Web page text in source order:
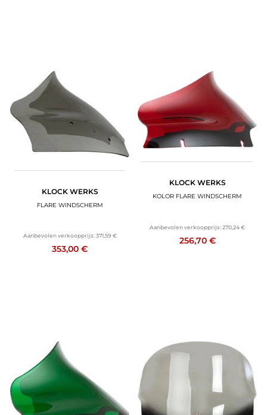
KLOCK WERKS
FLARE WINDSCHERM
Aanbevolen verkoopprijs: 371,59 €
353,00 €
KLOCK WERKS
KOLOR FLARE WINDSCHERM
Aanbevolen verkoopprijs:270,24 €
256,70 €